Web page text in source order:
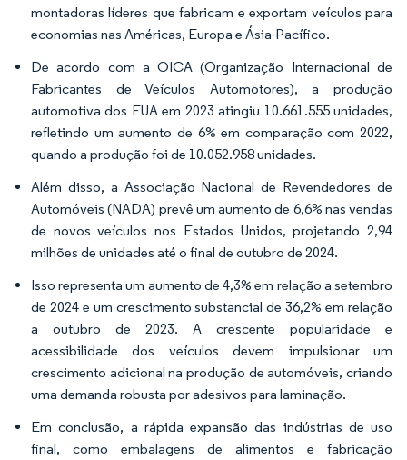
montadoras líderes que fabricam e exportam veículos para
economias nas Américas, Europa e Ásia-Pacífico.
De acordo com a OICA (Organização Internacional de
Fabricantes de Veículos Automotores), a produção
automotiva dos EUA em 2023 atingiu 10.661.555 unidades,
refletindo um aumento de 6% em comparação com 2022,
quando a produção foi de 10.052.958 unidades.
Além disso, a Associação Nacional de Revendedores de
Automóveis (NADA) prevê um aumento de 6,6% nas vendas
de novos veículos nos Estados Unidos, projetando 2,94
milhões de unidades até o final de outubro de 2024.
Isso representa um aumento de 4,3% em relação a setembro
de 2024 e um crescimento substancial de 36,2% em relação
a outubro de 2023. A crescente popularidade e
acessibilidade dos veículos devem impulsionar um
crescimento adicional na produção de automóveis, criando
uma demanda robusta por adesivos para laminação.
Em conclusão, a rápida expansão das indústrias de uso
final, como embalagens de alimentos e fabricação